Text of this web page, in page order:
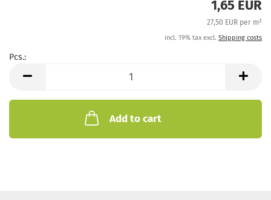
1,65 EUR
27,50 EUR per m²
incl. 19% tax excl. Shipping costs
Pcs.:
Add to cart